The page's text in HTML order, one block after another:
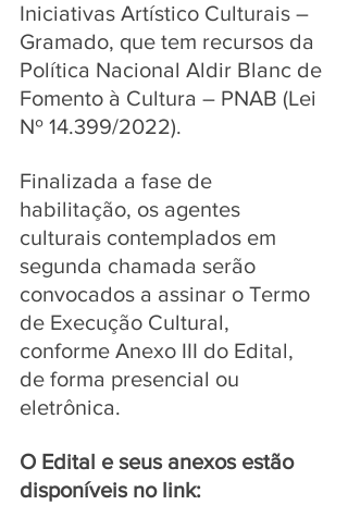
Iniciativas Artístico Culturais –
Gramado, que tem recursos da
Política Nacional Aldir Blanc de
Fomento à Cultura – PNAB (Lei
Nº 14.399/2022).
Finalizada a fase de
habilitação, os agentes
culturais contemplados em
segunda chamada serão
convocados a assinar o Termo
de Execução Cultural,
conforme Anexo III do Edital,
de forma presencial ou
eletrônica.
O Edital e seus anexos estão
disponíveis no link: